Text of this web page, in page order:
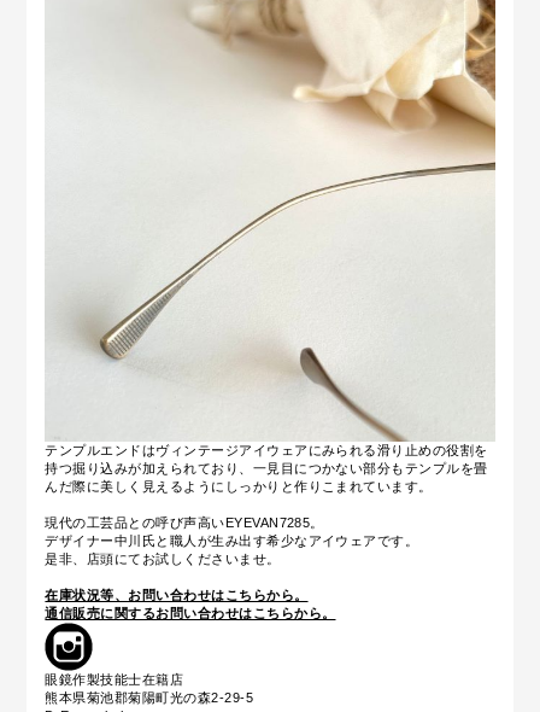
テンプルエンドはヴィンテージアイウェアにみられる滑り止めの役割を
持つ掘り込みが加えられており、一見目につかない部分もテンプルを畳
んだ際に美しく見えるようにしっかりと作りこまれています。
現代の工芸品との呼び声高いEYEVAN7285。
デザイナー中川氏と職人が生み出す希少なアイウェアです。
是非、店頭にてお試しくださいませ。
在庫状況等、お問い合わせはこちらから。
通信販売に関するお問い合わせはこちらから。
眼鏡作製技能士在籍店
熊本県菊池郡菊陽町光の森2-29-5